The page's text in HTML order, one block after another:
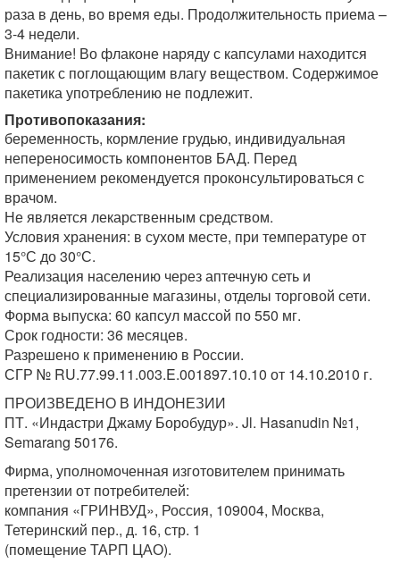
раза в день, во время еды. Продолжительность приема –
3-4 недели.
Внимание! Во флаконе наряду с капсулами находится
пакетик с поглощающим влагу веществом. Содержимое
пакетика употреблению не подлежит.
Противопоказания:
беременность, кормление грудью, индивидуальная
непереносимость компонентов БАД. Перед
применением рекомендуется проконсультироваться с
врачом.
Не является лекарственным средством.
Условия хранения: в сухом месте, при температуре от
15°С до 30°С.
Реализация населению через аптечную сеть и
специализированные магазины, отделы торговой сети.
Форма выпуска: 60 капсул массой по 550 мг.
Срок годности: 36 месяцев.
Разрешено к применению в России.
СГР № RU.77.99.11.003.E.001897.10.10 от 14.10.2010 г.
ПРОИЗВЕДЕНО В ИНДОНЕЗИИ
ПТ. «Индастри Джаму Боробудур». Jl. Hasanudin №1,
Semarang 50176.
Фирма, уполномоченная изготовителем принимать
претензии от потребителей:
компания «ГРИНВУД», Россия, 109004, Москва,
Тетеринский пер., д. 16, стр. 1
(помещение ТАРП ЦАО).